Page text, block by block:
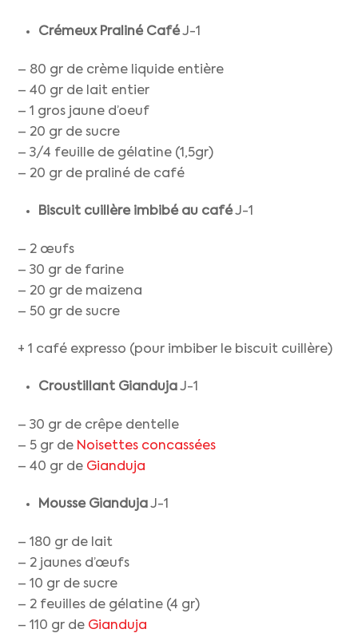
Crémeux Praliné CaféJ-1
– 80 gr de crème liquide entière
– 40 gr de lait entier
– 1 gros jaune d’oeuf
– 20 gr de sucre
– 3/4 feuille de gélatine (1,5gr)
– 20 gr de praliné de café
Biscuit cuillère imbibé au caféJ-1
– 2 œufs
– 30 gr de farine
– 20 gr de maizena
– 50 gr de sucre
+ 1 café expresso (pour imbiber le biscuit cuillère)
Croustillant GiandujaJ-1
– 30 gr de crêpe dentelle
– 5 gr de Noisettes concassées
– 40 gr de Gianduja
Mousse GiandujaJ-1
– 180 gr de lait
– 2 jaunes d’œufs
– 10 gr de sucre
– 2 feuilles de gélatine (4 gr)
– 110 gr de Gianduja